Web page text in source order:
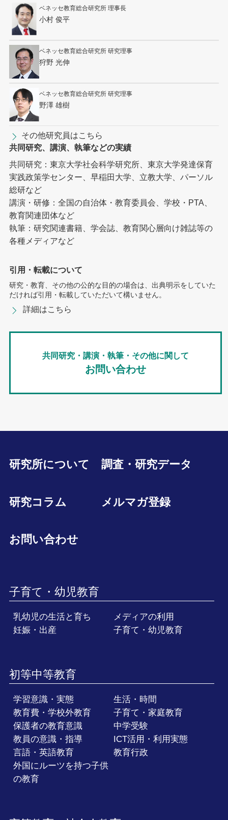
ベネッセ教育総合研究所 理事長
小村 俊平
ベネッセ教育総合研究所 研究理事
狩野 光伸
ベネッセ教育総合研究所 研究理事
野澤 雄樹
その他研究員はこちら
共同研究、講演、執筆などの実績
共同研究：東京大学社会科学研究所、東京大学発達保育
実践政策学センター、早稲田大学、立教大学、パーソル
総研など
講演・研修：全国の自治体・教育委員会、学校・PTA、
教育関連団体など
執筆：研究関連書籍、学会誌、教育関心層向け雑誌等の
各種メディアなど
引用・転載について
研究・教育、その他の公的な目的の場合は、出典明示をしていた
だければ引用・転載していただいて構いません。
詳細はこちら
共同研究・講演・執筆・その他に関して
お問い合わせ
研究所について 調査・研究データ
研究コラム メルマガ登録
お問い合わせ
子育て・幼児教育
乳幼児の生活と育ち
メディアの利用
妊娠・出産
子育て・幼児教育
初等中等教育
学習意識・実態
生活・時間
教育費・学校外教育
子育て・家庭教育
保護者の教育意識
中学受験
教員の意識・指導
ICT活用・利用実態
言語・英語教育
教育行政
外国にルーツを持つ子供
の教育